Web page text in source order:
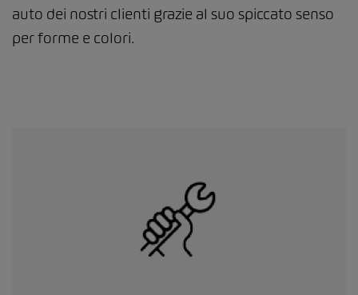
auto dei nostri clienti grazie al suo spiccato senso
per forme e colori.